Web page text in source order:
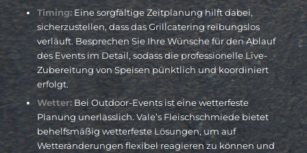
Timing:Eine sorgfältige Zeitplanung hilft dabei,
sicherzustellen, dass das Grillcatering reibungslos
verläuft. Besprechen Sie Ihre Wünsche für den Ablauf
des Events im Detail, sodass die professionelle Live-
Zubereitung von Speisen pünktlich und koordiniert
erfolgt.
Wetter:Bei Outdoor-Events ist eine wetterfeste
Planung unerlässlich. Vale’s Fleischschmiede bietet
behelfsmäßig wetterfeste Lösungen, um auf
Wetteränderungen flexibel reagieren zu können und